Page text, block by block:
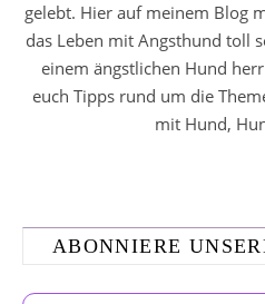
gelebt. Hier auf meinem Blog
das Leben mit Angsthund toll
einem ängstlichen Hund
euch Tipps rund um die
mit Hund,
ABONNIERE